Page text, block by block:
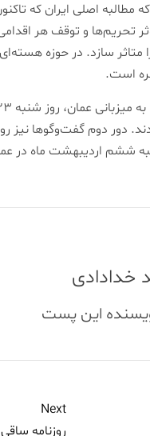
مطالبه اصلی ایران که
تحریم‌ها و توقف هر
متاثر سازد. در حوزه
است.
ششم اردیبهشت ماه در
خدادادی
Next
روزنامه ساقی